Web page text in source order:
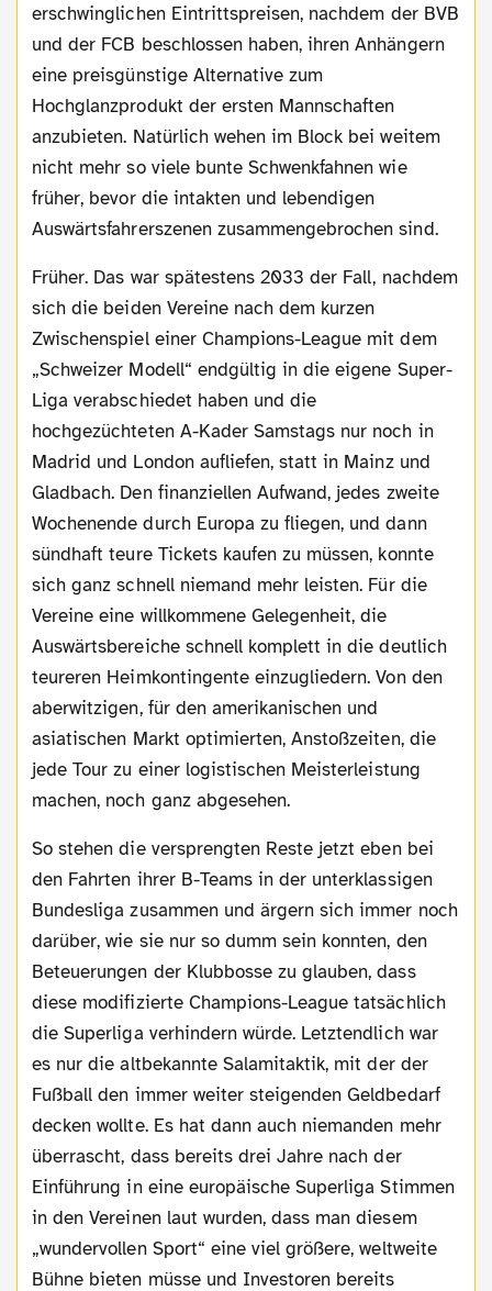
erschwinglichen Eintrittspreisen, nachdem der BVB
und der FCB beschlossen haben, ihren Anhängern
eine preisgünstige Alternative zum
Hochglanzprodukt der ersten Mannschaften
anzubieten. Natürlich wehen im Block bei weitem
nicht mehr so viele bunte Schwenkfahnen wie
früher, bevor die intakten und lebendigen
Auswärtsfahrerszenen zusammengebrochen sind.
Früher. Das war spätestens 2033 der Fall, nachdem
sich die beiden Vereine nach dem kurzen
Zwischenspiel einer Champions-League mit dem
„Schweizer Modell“ endgültig in die eigene Super-
Liga verabschiedet haben und die
hochgezüchteten A-Kader Samstags nur noch in
Madrid und London aufliefen, statt in Mainz und
Gladbach. Den finanziellen Aufwand, jedes zweite
Wochenende durch Europa zu fliegen, und dann
sündhaft teure Tickets kaufen zu müssen, konnte
sich ganz schnell niemand mehr leisten. Für die
Vereine eine willkommene Gelegenheit, die
Auswärtsbereiche schnell komplett in die deutlich
teureren Heimkontingente einzugliedern. Von den
aberwitzigen, für den amerikanischen und
asiatischen Markt optimierten, Anstoßzeiten, die
jede Tour zu einer logistischen Meisterleistung
machen, noch ganz abgesehen.
So stehen die versprengten Reste jetzt eben bei
den Fahrten ihrer B-Teams in der unterklassigen
Bundesliga zusammen und ärgern sich immer noch
darüber, wie sie nur so dumm sein konnten, den
Beteuerungen der Klubbosse zu glauben, dass
diese modifizierte Champions-League tatsächlich
die Superliga verhindern würde. Letztendlich war
es nur die altbekannte Salamitaktik, mit der der
Fußball den immer weiter steigenden Geldbedarf
decken wollte. Es hat dann auch niemanden mehr
überrascht, dass bereits drei Jahre nach der
Einführung in eine europäische Superliga Stimmen
in den Vereinen laut wurden, dass man diesem
„wundervollen Sport“ eine viel größere, weltweite
Bühne bieten müsse und Investoren bereits